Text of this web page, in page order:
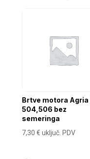
Brtve motora Agria
504,506 bez
semeringa
7,30 € uključ. PDV